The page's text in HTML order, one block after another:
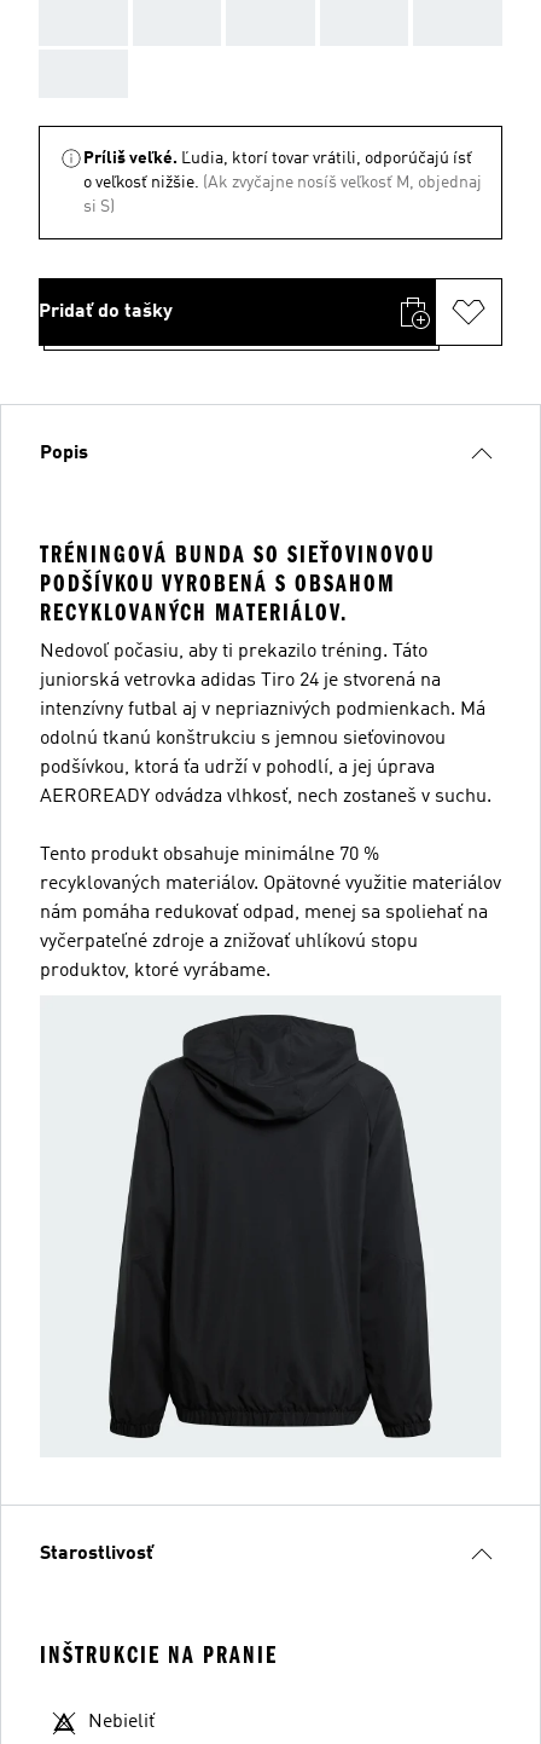
Príliš veľké. Ľudia, ktorí tovar vrátili, odporúčajú ísť
o veľkosť nižšie. (Ak zvyčajne nosíš veľkosť M, objednaj
si S)
Pridať do tašky
Popis
TRÉNINGOVÁ BUNDA SO SIEŤOVINOVOU
PODŠÍVKOU VYROBENÁ S OBSAHOM
RECYKLOVANÝCH MATERIÁLOV.
Nedovoľ počasiu, aby ti prekazilo tréning. Táto
juniorská vetrovka adidas Tiro 24 je stvorená na
intenzívny futbal aj v nepriaznivých podmienkach. Má
odolnú tkanú konštrukciu s jemnou sieťovinovou
podšívkou, ktorá ťa udrží v pohodlí, a jej úprava
AEROREADY odvádza vlhkosť, nech zostaneš v suchu.
Tento produkt obsahuje minimálne 70 %
recyklovaných materiálov. Opätovné využitie materiálov
nám pomáha redukovať odpad, menej sa spoliehať na
vyčerpateľné zdroje a znižovať uhlíkovú stopu
produktov, ktoré vyrábame.
Starostlivosť
INŠTRUKCIE NA PRANIE
Nebieliť